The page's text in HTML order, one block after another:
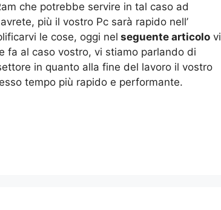
che potrebbe servire in tal caso ad
più il vostro Pc sarà rapido nell’
le cose, oggi nel seguente articolo vi
fa al caso vostro, vi stiamo parlando di
in quanto alla fine del lavoro il vostro
tempo più rapido e performante.